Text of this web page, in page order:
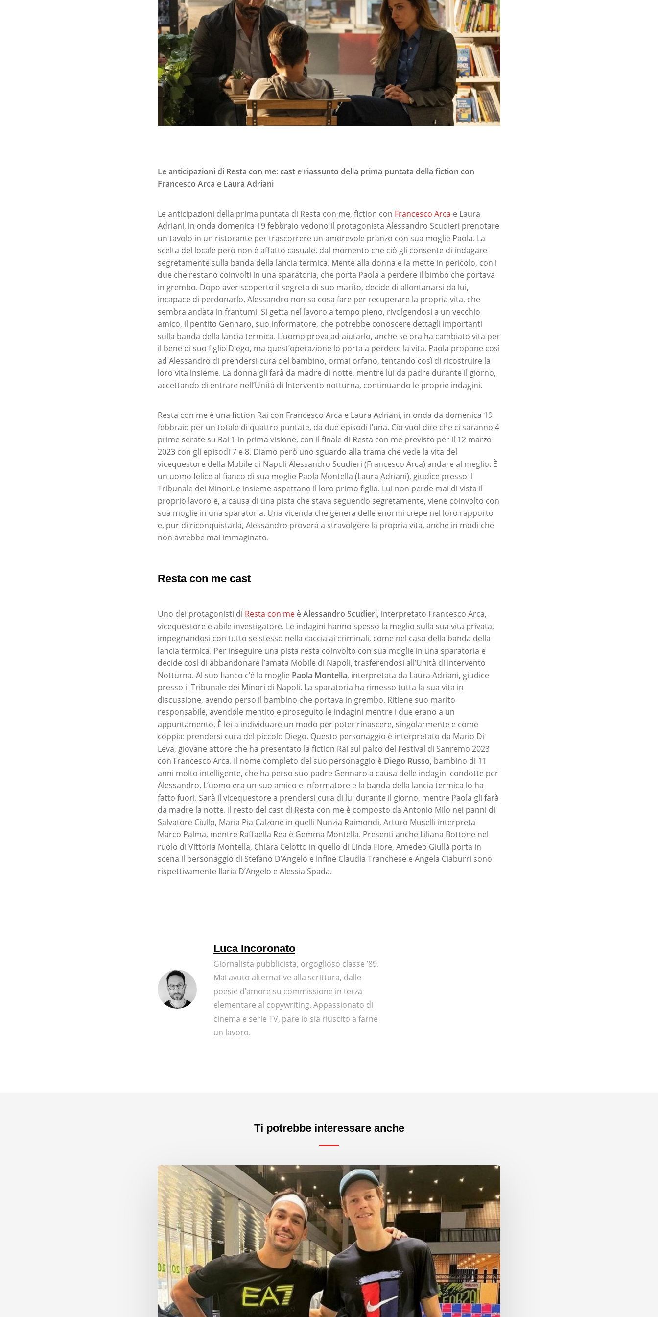
Le anticipazioni di Resta con me: cast e riassunto della prima puntata della fiction con
Francesco Arca e Laura Adriani
Le anticipazioni della prima puntata di Resta con me, fiction con Francesco Arca e Laura
Adriani, in onda domenica 19 febbraio vedono il protagonista Alessandro Scudieri prenotare
un tavolo in un ristorante per trascorrere un amorevole pranzo con sua moglie Paola. La
scelta del locale però non è affatto casuale, dal momento che ciò gli consente di indagare
segretamente sulla banda della lancia termica. Mente alla donna e la mette in pericolo, con i
due che restano coinvolti in una sparatoria, che porta Paola a perdere il bimbo che portava
in grembo. Dopo aver scoperto il segreto di suo marito, decide di allontanarsi da lui,
incapace di perdonarlo. Alessandro non sa cosa fare per recuperare la propria vita, che
sembra andata in frantumi. Si getta nel lavoro a tempo pieno, rivolgendosi a un vecchio
amico, il pentito Gennaro, suo informatore, che potrebbe conoscere dettagli importanti
sulla banda della lancia termica. L’uomo prova ad aiutarlo, anche se ora ha cambiato vita per
il bene di suo figlio Diego, ma quest’operazione lo porta a perdere la vita. Paola propone così
ad Alessandro di prendersi cura del bambino, ormai orfano, tentando così di ricostruire la
loro vita insieme. La donna gli farà da madre di notte, mentre lui da padre durante il giorno,
accettando di entrare nell’Unità di Intervento notturna, continuando le proprie indagini.
Resta con me è una fiction Rai con Francesco Arca e Laura Adriani, in onda da domenica 19
febbraio per un totale di quattro puntate, da due episodi l’una. Ciò vuol dire che ci saranno 4
prime serate su Rai 1 in prima visione, con il finale di Resta con me previsto per il 12 marzo
2023 con gli episodi 7 e 8. Diamo però uno sguardo alla trama che vede la vita del
vicequestore della Mobile di Napoli Alessandro Scudieri (Francesco Arca) andare al meglio. È
un uomo felice al fianco di sua moglie Paola Montella (Laura Adriani), giudice presso il
Tribunale dei Minori, e insieme aspettano il loro primo figlio. Lui non perde mai di vista il
proprio lavoro e, a causa di una pista che stava seguendo segretamente, viene coinvolto con
sua moglie in una sparatoria. Una vicenda che genera delle enormi crepe nel loro rapporto
e, pur di riconquistarla, Alessandro proverà a stravolgere la propria vita, anche in modi che
non avrebbe mai immaginato.
Resta con me cast
Uno dei protagonisti di Resta con me è Alessandro Scudieri, interpretato Francesco Arca,
vicequestore e abile investigatore. Le indagini hanno spesso la meglio sulla sua vita privata,
impegnandosi con tutto se stesso nella caccia ai criminali, come nel caso della banda della
lancia termica. Per inseguire una pista resta coinvolto con sua moglie in una sparatoria e
decide così di abbandonare l’amata Mobile di Napoli, trasferendosi all’Unità di Intervento
Notturna. Al suo fianco c’è la moglie Paola Montella, interpretata da Laura Adriani, giudice
presso il Tribunale dei Minori di Napoli. La sparatoria ha rimesso tutta la sua vita in
discussione, avendo perso il bambino che portava in grembo. Ritiene suo marito
responsabile, avendole mentito e proseguito le indagini mentre i due erano a un
appuntamento. È lei a individuare un modo per poter rinascere, singolarmente e come
coppia: prendersi cura del piccolo Diego. Questo personaggio è interpretato da Mario Di
Leva, giovane attore che ha presentato la fiction Rai sul palco del Festival di Sanremo 2023
con Francesco Arca. Il nome completo del suo personaggio è Diego Russo, bambino di 11
anni molto intelligente, che ha perso suo padre Gennaro a causa delle indagini condotte per
Alessandro. L’uomo era un suo amico e informatore e la banda della lancia termica lo ha
fatto fuori. Sarà il vicequestore a prendersi cura di lui durante il giorno, mentre Paola gli farà
da madre la notte. Il resto del cast di Resta con me è composto da Antonio Milo nei panni di
Salvatore Ciullo, Maria Pia Calzone in quelli Nunzia Raimondi, Arturo Muselli interpreta
Marco Palma, mentre Raffaella Rea è Gemma Montella. Presenti anche Liliana Bottone nel
ruolo di Vittoria Montella, Chiara Celotto in quello di Linda Fiore, Amedeo Giullà porta in
scena il personaggio di Stefano D’Angelo e infine Claudia Tranchese e Angela Ciaburri sono
rispettivamente Ilaria D’Angelo e Alessia Spada.
Luca Incoronato
Giornalista pubblicista, orgoglioso classe ’89.
Mai avuto alternative alla scrittura, dalle
poesie d’amore su commissione in terza
elementare al copywriting. Appassionato di
cinema e serie TV, pare io sia riuscito a farne
un lavoro.
Ti potrebbe interessare anche